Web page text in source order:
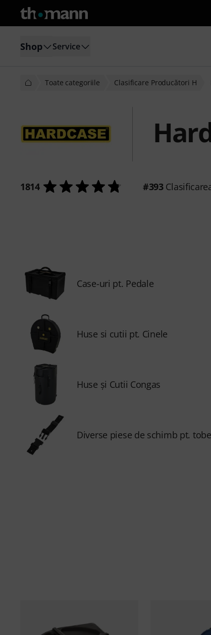
Shop Service
Toate categoriile Clasificare Producători H
1814 #393
Case-uri pt. Pedale
Huse si cutii pt. Cinele
Huse și Cutii Congas
Diverse piese de schimb pt. tobe